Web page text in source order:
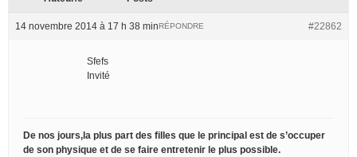
14 novembre 2014 à 17 h 38 min #22862
RÉPONDRE
Sfefs
Invité
De nos jours,la plus part des filles que le principal est de s’occuper
de son physique et de se faire entretenir le plus possible.